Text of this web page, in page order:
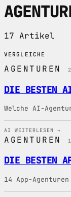
17 Artikel
VERGLEICHE
AGENTUREN
DIE BESTEN
Welche AI-
AI WEITERLESEN →
AGENTUREN
DIE BESTEN
14 App-